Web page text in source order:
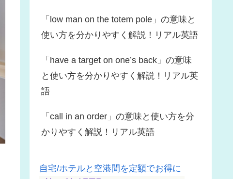
「low man on the totem pole」の意味と
使い方を分かりやすく解説！リアル英語
「have a target on one’s back」の意味
と使い方を分かりやすく解説！リアル英
語
「call in an order」の意味と使い方を分
かりやすく解説！リアル英語
自宅/ホテルと空港間を定額でお得に